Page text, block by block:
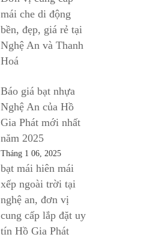
mái che di động
bền, đẹp, giá rẻ tại
Nghệ An và Thanh
Hoá
Báo giá bạt nhựa
Nghệ An của Hồ
Gia Phát mới nhất
năm 2025
Tháng 1 06, 2025
bạt mái hiên mái
xếp ngoài trời tại
nghệ an, đơn vị
cung cấp lắp đặt uy
tín Hồ Gia Phát